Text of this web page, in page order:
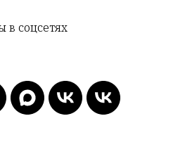
в соцсетях